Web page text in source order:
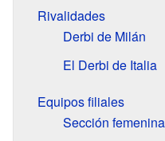
Rivalidades
Derbi de Milán
El Derbi de Italia
Equipos filiales
Sección femenina